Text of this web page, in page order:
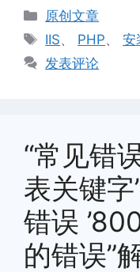
分
类
原创文章
标
签
IIS、 PHP、安
发表评论
“常见错
表关键
错误
的错误”